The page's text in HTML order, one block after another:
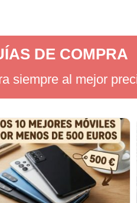
DE COMPRA
siempre al mejor